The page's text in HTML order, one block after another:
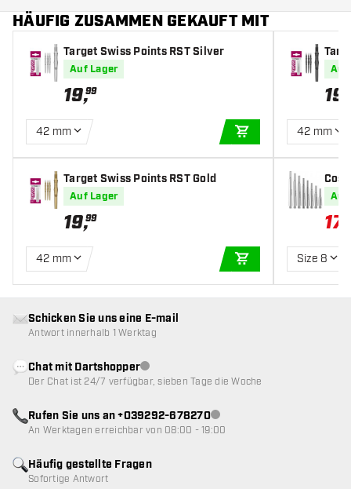
HÄUFIG ZUSAMMEN GEKAUFT MIT
Target Swiss Points RST Silver
Auf Lager
19,99
42 mm
IN DEN
Target Swiss Points RST Gold
Auf Lager
19,99
42 mm
IN DEN
Auf
19
42 mm
r
hafts
Auf
17
Size 8
Häufig gestellte Fragen
Sofortige Antwort
Schicken Sie uns eine E-mail
Antwort innerhalb 1 Werktag
Chat mit DartshopperKundenservice nicht verfügbar
Der Chat ist 24/7 verfügbar, sieben Tage die Woche
Rufen Sie uns an +039292-678270Kundenservice nicht
An Werktagen erreichbar von 08:00 - 19:00